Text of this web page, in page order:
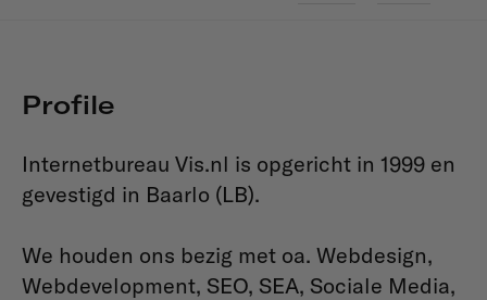
Profile
Internetbureau Vis.nl is opgericht in 1999 en
gevestigd in Baarlo (LB).
We houden ons bezig met oa. Webdesign,
Webdevelopment, SEO, SEA, Sociale Media,